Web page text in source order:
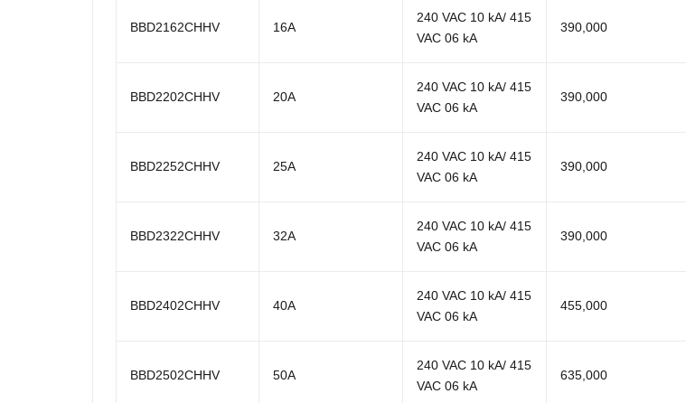
BBD2162CHHV 16A
240 VAC 10 kA/ 415
VAC 06 kA
390,000
BBD2202CHHV 20A
240 VAC 10 kA/ 415
VAC 06 kA
390,000
BBD2252CHHV 25A
240 VAC 10 kA/ 415
VAC 06 kA
390,000
BBD2322CHHV 32A
240 VAC 10 kA/ 415
VAC 06 kA
390,000
BBD2402CHHV 40A
240 VAC 10 kA/ 415
VAC 06 kA
455,000
BBD2502CHHV 50A
240 VAC 10 kA/ 415
VAC 06 kA
635,000